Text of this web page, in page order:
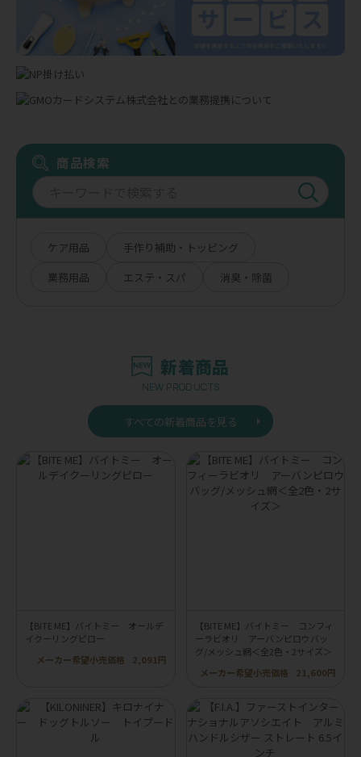
商品検索
ケア用品
手作り補助・トッピング
業務用品
エステ・スパ 消臭・除菌
新着商品
NEW PRODUCTS
すべての新着商品を見る
【BITE ME】バイトミー オールデ
イクーリングピロー
メーカー希望小売価格
2,091円
【BITE ME】バイトミー コンフィ
ーラビオリ アーバンピロウバッ
グ/メッシュ網＜全2色・2サイズ＞
メーカー希望小売価格
21,600円